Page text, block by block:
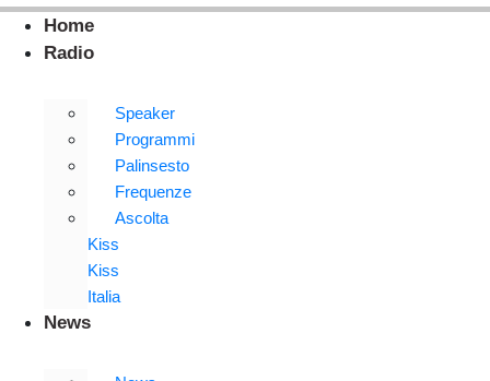
Home
Radio
Speaker
Programmi
Palinsesto
Frequenze
Ascolta
Kiss
Kiss
Italia
News